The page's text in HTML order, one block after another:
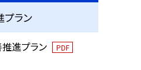
ラン
進プラン PDF